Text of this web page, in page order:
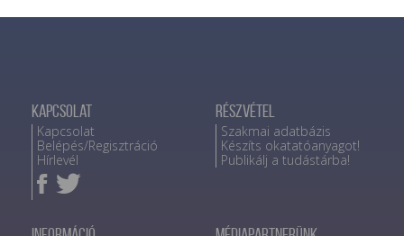
Kapcsolat
Kapcsolat
Belépés/Regisztráció
Hírlevél
Részvétel
Szakmai adatbázis
Készíts okatatóanyagot!
Publikálj a tudástárba!